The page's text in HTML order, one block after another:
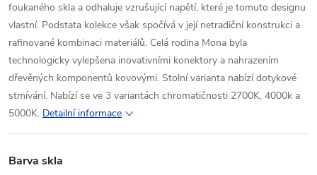
foukaného skla a odhaluje vzrušující napětí, které je tomuto designu
vlastní. Podstata kolekce však spočívá v její netradiční konstrukci a
rafinované kombinaci materiálů. Celá rodina Mona byla
technologicky vylepšena inovativními konektory a nahrazením
dřevěných komponentů kovovými. Stolní varianta nabízí dotykové
stmívání. Nabízí se ve 3 variantách chromatičnosti 2700K, 4000k a
5000K. Detailní informace
Barva skla